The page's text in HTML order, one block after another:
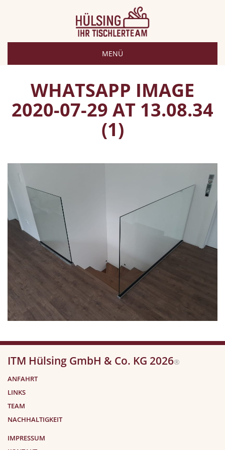
MENÜ
WHATSAPP IMAGE
2020-07-29 AT 13.08.34
(1)
ITM Hülsing GmbH & Co. KG 2026®
ANFAHRT
LINKS
TEAM
NACHHALTIGKEIT
IMPRESSUM